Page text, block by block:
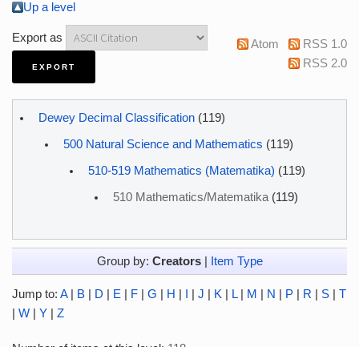
Up a level
Export as Atom
RSS 1.0
RSS 2.0
Dewey Decimal Classification(119)
500 Natural Science and Mathematics (119)
510-519 Mathematics (Matematika) (119)
510 Mathematics/Matematika(119)
Group by: Creators| Item Type
Jump to: A| B| D | E | F| G | H | I | J | K | L| M | N | P| R | S| T
| W| Y| Z